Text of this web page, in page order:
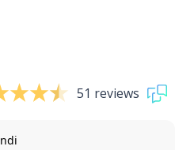
51 reviews